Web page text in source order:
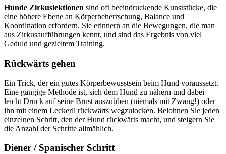
Hunde Zirkuslektionen sind oft beeindruckende Kunststücke, die
eine höhere Ebene an Körperbeherrschung, Balance und
Koordination erfordern. Sie erinnern an die Bewegungen, die man
aus Zirkusaufführungen kennt, und sind das Ergebnis von viel
Geduld und gezieltem Training.
Rückwärts gehen
Ein Trick, der ein gutes Körperbewusstsein beim Hund voraussetzt.
Eine gängige Methode ist, sich dem Hund zu nähern und dabei
leicht Druck auf seine Brust auszuüben (niemals mit Zwang!) oder
ihn mit einem Leckerli rückwärts wegzulocken. Belohnen Sie jeden
einzelnen Schritt, den der Hund rückwärts macht, und steigern Sie
die Anzahl der Schritte allmählich.
Diener / Spanischer Schritt